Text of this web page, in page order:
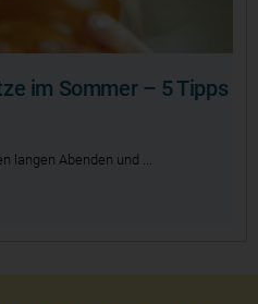
im Sommer – 5 Tipps
langen Abenden und